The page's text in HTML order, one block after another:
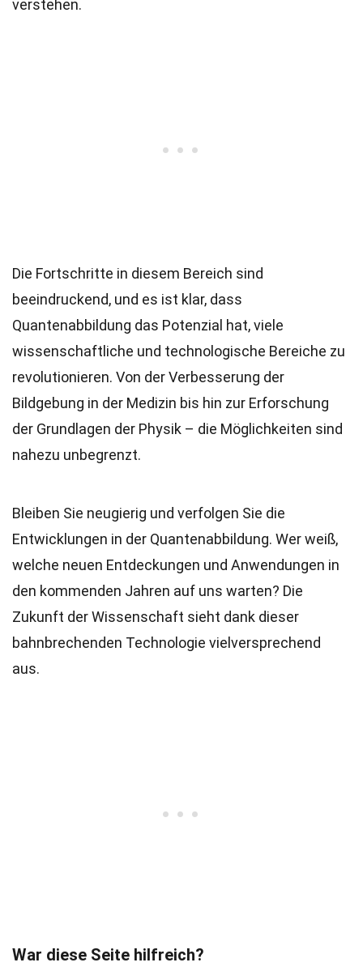
verstehen.
Die Fortschritte in diesem Bereich sind
beeindruckend, und es ist klar, dass
Quantenabbildung das Potenzial hat, viele
wissenschaftliche und technologische Bereiche zu
revolutionieren. Von der Verbesserung der
Bildgebung in der Medizin bis hin zur Erforschung
der Grundlagen der Physik – die Möglichkeiten sind
nahezu unbegrenzt.
Bleiben Sie neugierig und verfolgen Sie die
Entwicklungen in der Quantenabbildung. Wer weiß,
welche neuen Entdeckungen und Anwendungen in
den kommenden Jahren auf uns warten? Die
Zukunft der Wissenschaft sieht dank dieser
bahnbrechenden Technologie vielversprechend
aus.
War diese Seite hilfreich?